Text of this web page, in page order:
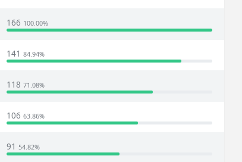
166 100.00%
14184.94%
11871.08%
10663.86%
9154.82%